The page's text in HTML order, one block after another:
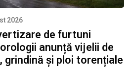
2026
de furtuni
anunță vijelii de
grindină și ploi torențiale